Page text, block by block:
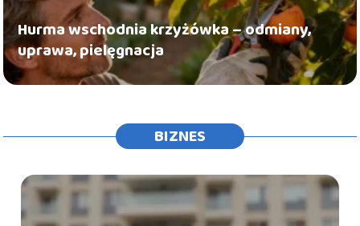
Hurma wschodnia krzyżówka – odmiany,
uprawa, pielęgnacja
BIZNES